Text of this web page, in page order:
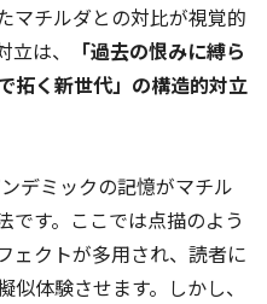
マチルダとの対比が視覚的
は、
「過去の恨みに縛ら
拓く新世代」の構造的対立
デミックの記憶がマチル
です。ここでは点描のよう
ェクトが多用され、読者に
似体験させます。しかし、